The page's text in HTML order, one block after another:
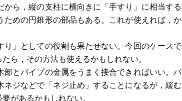
ら，縦の支柱に横向きに「手すり」に相当する
めの円錐形の部品もある。これが使えれば，か
」としての役割も果たせない。今回のケースで
ら，その方法も使えるかもしれない。
とパイプの金属をうまく接合できればいい。パ
ジなどで「ネジ止め」することになるが，緩む
があるかもしれない。